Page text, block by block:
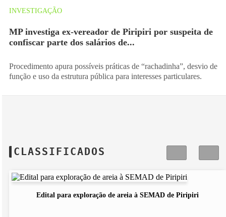
INVESTIGAÇÃO
MP investiga ex-vereador de Piripiri por suspeita de
confiscar parte dos salários de...
Procedimento apura possíveis práticas de “rachadinha”, desvio de
função e uso da estrutura pública para interesses particulares.
CLASSIFICADOS
Edital para exploração de areia à SEMAD de Piripiri